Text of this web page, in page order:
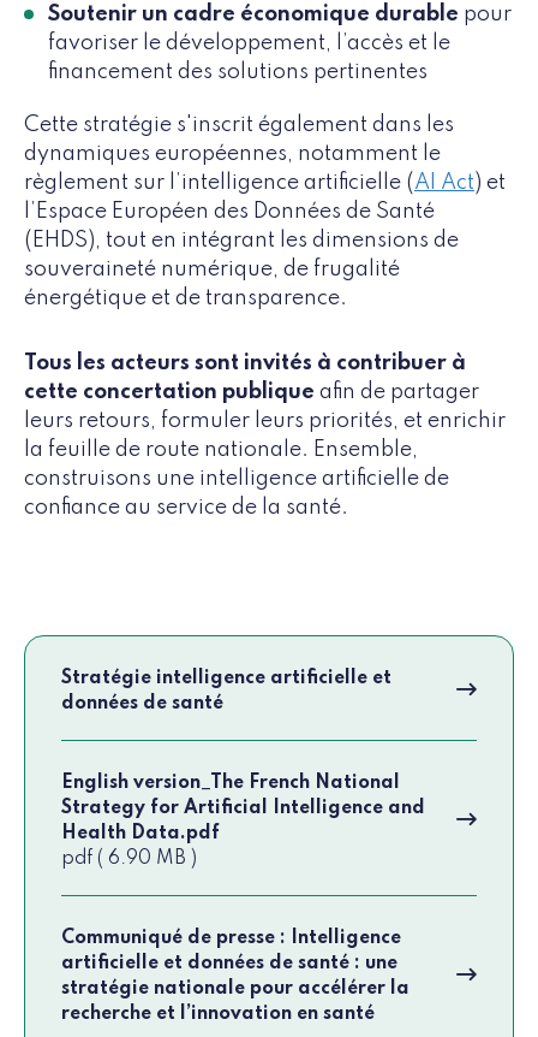
Soutenir un cadre économique durable pour
favoriser le développement, l’accès et le
financement des solutions pertinentes
Cette stratégie s'inscrit également dans les
dynamiques européennes, notamment le
règlement sur l’intelligence artificielle (AI Act) et
l’Espace Européen des Données de Santé
(EHDS), tout en intégrant les dimensions de
souveraineté numérique, de frugalité
énergétique et de transparence.
Tous les acteurs sont invités à contribuer à
cette concertation publique afin de partager
leurs retours, formuler leurs priorités, et enrichir
la feuille de route nationale. Ensemble,
construisons une intelligence artificielle de
confiance au service de la santé.
Stratégie intelligence artificielle et
données de santé
English version_The French National
Strategy for Artificial Intelligence and
Health Data.pdf
pdf ( 6.90 MB )
Communiqué de presse : Intelligence
artificielle et données de santé : une
stratégie nationale pour accélérer la
recherche et l’innovation en santé